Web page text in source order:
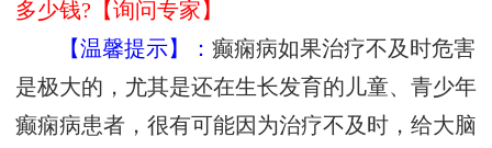
多少钱?【询问专家】
【温馨提示】：癫痫病如果治疗不及时危害
是极大的，尤其是还在生长发育的儿童、青少年
癫痫病患者，很有可能因为治疗不及时，给大脑